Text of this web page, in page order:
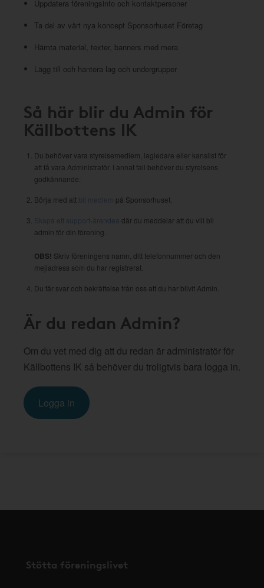
Uppdatera föreningsinfo och kontaktpersoner
Ta del av vårt nya koncept Sponsorhuset Företag
Hämta material, texter, banners med mera
Lägg till och hantera lag och undergrupper
Så här blir du Admin för
Källbottens IK
Du behöver vara styrelsemedlem, lagledare eller kanslist för
att få vara Administratör. I annat fall behöver du styrelsens
godkännande.
Börja med att bli medlem på Sponsorhuset.
Skapa ett support-ärendea
där du meddelar att du vill bli
admin för din förening.
OBS! Skriv föreningens namn, ditt telefonnummer och den
mejladress som du har registrerat.
Du får svar och bekräftelse från oss att du har blivit Admin.
Är du redan Admin?
Om du vet med dig att du redan är administratör för
Källbottens IK så behöver du troligtvis bara logga in.
Logga in
Stötta föreningslivet